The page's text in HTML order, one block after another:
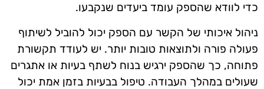
כדי לוודא שהספק עומד ביעדים שנקבעו.
ניהול איכותי של הקשר עם הספק יכול להוביל לשיתוף
פעולה פורה ולתוצאות טובות יותר. יש לעודד תקשורת
פתוחה, כך שהספק ירגיש בנוח לשתף בעיות או אתגרים
שעולים במהלך העבודה. טיפול בבעיות בזמן אמת יכול